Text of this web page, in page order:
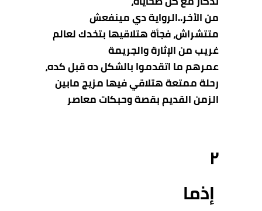
من الأخر..الرواية دي مينفعش
متتشراش، فجأة هتلاقيها بتخدك لعالم
غريب من الإثارة والجريمة
عمرهم ما اتقدموا بالشكل ده قبل كده،
رحلة ممتعة هتلاقي فيها مزيج مابين
الزمن القديم بقصة وحبكات معاصر
٢
إذما